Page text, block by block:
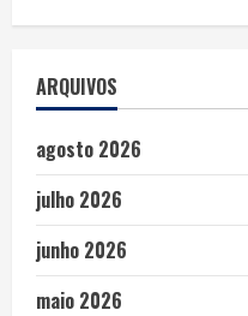
ARQUIVOS
agosto 2026
julho 2026
junho 2026
maio 2026